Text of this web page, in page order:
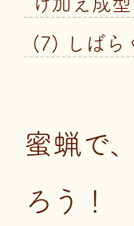
(7) しばら
蜜蝋で
ろう！